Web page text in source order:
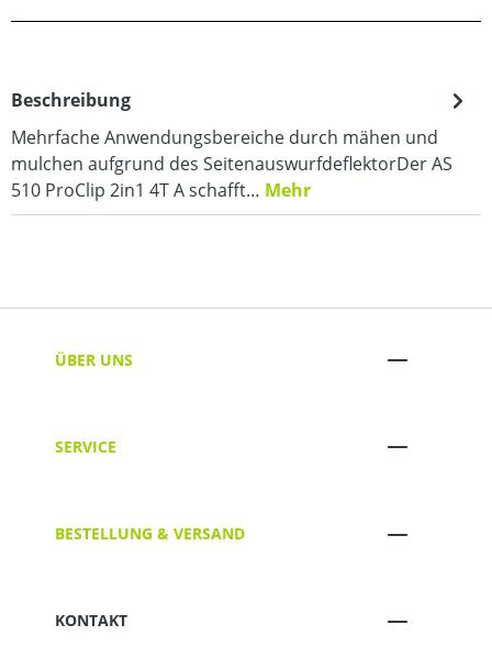
Beschreibung
Mehrfache Anwendungsbereiche durch mähen und
mulchen aufgrund des SeitenauswurfdeflektorDer AS
510 ProClip 2in1 4T A schafft… Mehr
ÜBER UNS
SERVICE
BESTELLUNG & VERSAND
KONTAKT